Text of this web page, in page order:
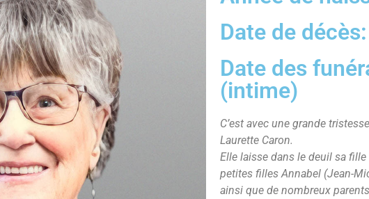
Date de
Date des
(intime)
C’est avec une grande
Laurette Caron.
Elle laisse dans le deuil sa
petites filles Annabel (Jean-
ainsi que de nombreux